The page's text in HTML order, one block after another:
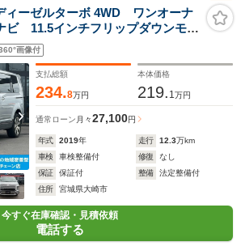
ーゼルターボ 4WD ワンオーナ
11.5インチフリップダウンモニ
シートヒーター パドルシフ
ズコントロール 両側電動スラ
クドア ETC
画像付
支払総額
234.8万円
本体価格
219. 1万円
通常ローン 月々27,100円
年式 2019年 走行 12.3万km
車検
車検整備付 修復
なし
保証
保証付 整備
法定整備付
住所
宮城県大崎市
今すぐ在庫確認・見積依頼
電話する